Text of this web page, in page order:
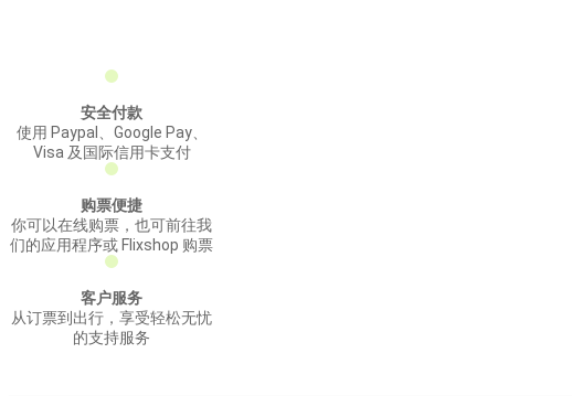
安全付款
使用 Paypal、Google Pay、
Visa 及国际信用卡支付
购票便捷
你可以在线购票，也可前往我
们的应用程序或 Flixshop 购票
客户服务
从订票到出行，享受轻松无忧
的支持服务